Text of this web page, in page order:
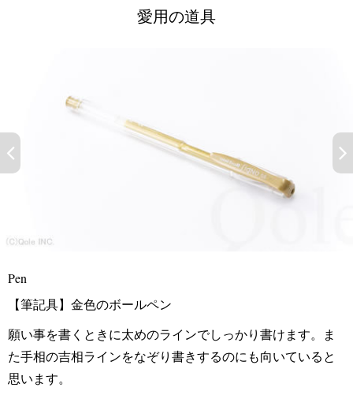
愛用の道具
Pen
【筆記具】金色のボールペン
願い事を書くときに太めのラインでしっかり書けます。ま
た手相の吉相ラインをなぞり書きするのにも向いていると
思います。